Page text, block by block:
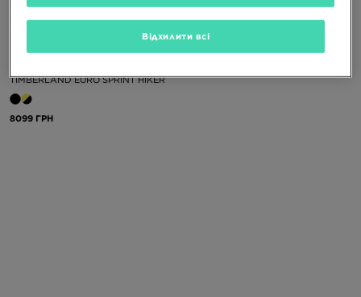
TIMBERLAND EURO SPRINT HIKER
8099 ГРН
Відхилити всі